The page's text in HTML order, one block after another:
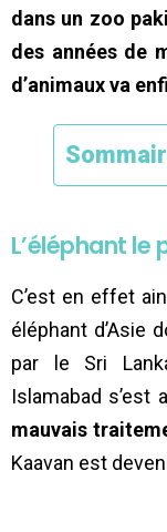
dans un zoo
des années de
d’animaux va
L’éléphant le
C’est en effet
éléphant d’Asie
par le Sri
Islamabad s’est
mauvais
Kaavan est